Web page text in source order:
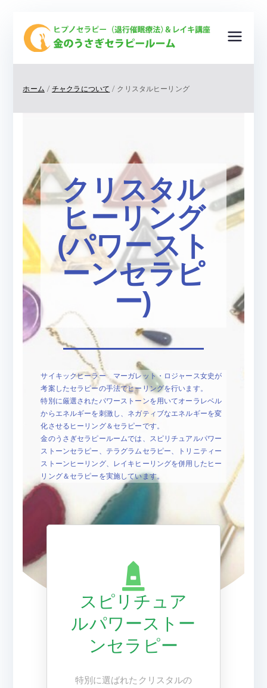
ぎ
セ
ラ
ー
ム
セラピ
＆ ク
リスタ
ルヒー
リング
ホーム チャクラについて クリスタルヒーリング
クリスタル
ヒーリング
(パワースト
ーンセラピ
ー)
サイキックヒーラー マーガレット・ロジャース女史が
考案したセラピーの手法でヒーリングを行います。
特別に厳選されたパワーストーンを用いてオーラレベル
からエネルギーを刺激し、ネガティブなエネルギーを変
化させるヒーリング＆セラピーです。
金のうさぎセラピールームでは、スピリチュアルパワー
ストーンセラピー、テラグラムセラピー、トリニティー
ストーンヒーリング、レイキヒーリングを併用したヒー
リング＆セラピーを実施しています。
スピリチュア
ルパワーストー
ンセラピー
特別に選ばれたクリスタルの